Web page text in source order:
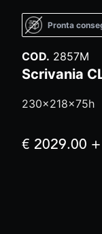
Pronta
COD. 2857M
Scrivania
230x218x75h
€ 2029.00